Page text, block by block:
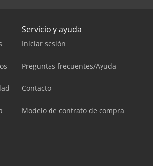
Servicio y ayuda
Iniciar sesión
Preguntas frecuentes/Ayuda
Contacto
Modelo de contrato de compra